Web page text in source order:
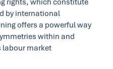
rights, which constitute
by international
offers a powerful way
within and
labour market